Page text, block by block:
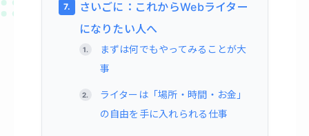
さいごに：これからWebライター
になりたい人へ
まずは何でもやってみることが大
事
ライターは「場所・時間・お金」
の自由を手に入れられる仕事